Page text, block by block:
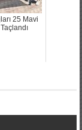
25 Mavi